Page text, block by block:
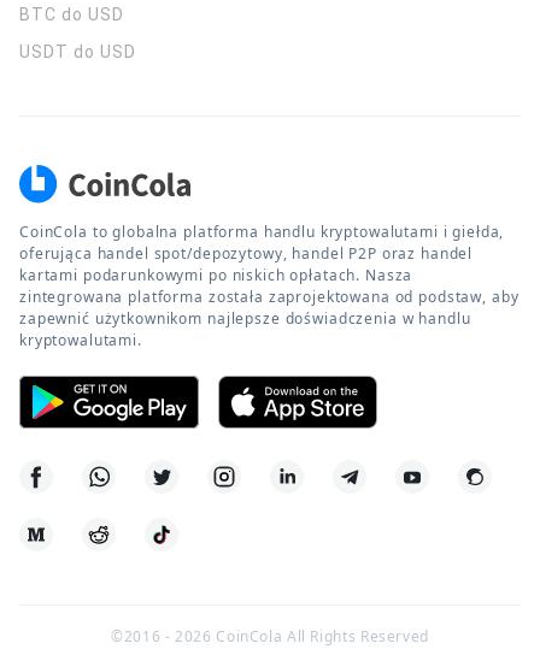
BTC do USD
USDT do USD
CoinCola to globalna platforma handlu kryptowalutami i giełda,
oferująca handel spot/depozytowy, handel P2P oraz handel
kartami podarunkowymi po niskich opłatach. Nasza
zintegrowana platforma została zaprojektowana od podstaw, aby
zapewnić użytkownikom najlepsze doświadczenia w handlu
kryptowalutami.
©2016 -2026 CoinCola All Rights Reserved